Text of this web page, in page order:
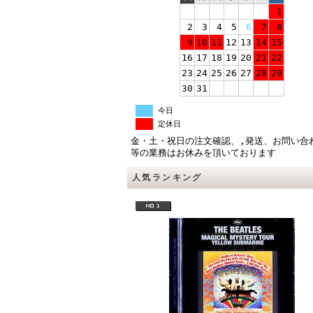
1
2
3 4 5 6 7
8
9 10 11 12 13 14 15
16 17 18 19 20 21 22
23 24 25 26 27 28 29
30 31
今日
定休日
金・土・祝日の注文確認、,発送、お問い合
等の業務はお休みを頂いております
人気ランキング